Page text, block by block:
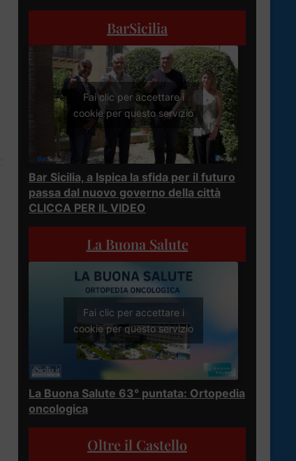
BarSicilia
Fai clic per accettare i
cookie per questo servizio
Bar Sicilia, a Ispica la sfida per il futuro
passa dal nuovo governo della città
CLICCA PER IL VIDEO
La Buona Salute
Fai clic per accettare i
cookie per questo servizio
La Buona Salute 63° puntata: Ortopedia
oncologica
Oltre il Castello